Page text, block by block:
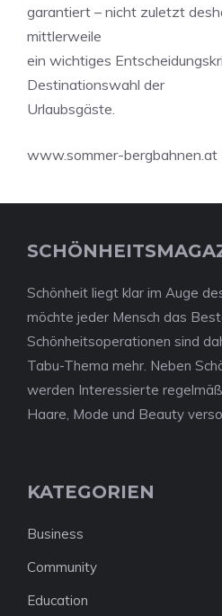
garantiert – nicht zuletzt
mittlerweile
ein wichtiges
Destinationswahl der
Urlaubsgäste.
www.sommer-bergbahnen.at
Schönheit liegt klar im Auge
möchte jeder Mensch das
Schönheitsoperationen sind
Tabu-Thema mehr. Neben
werden Interessierte
Haare, Mode und Beauty
KATEGORIEN
Business
Community
Education